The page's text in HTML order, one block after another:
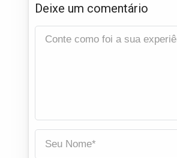
Deixe um comentário